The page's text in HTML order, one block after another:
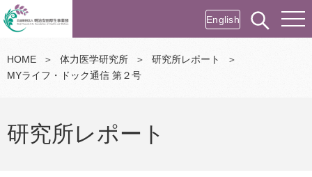
English
HOME ＞ 体力医学研究所 ＞ 研究所レポート
＞
MYライフ・ドック通信 第２号
研究所レポート